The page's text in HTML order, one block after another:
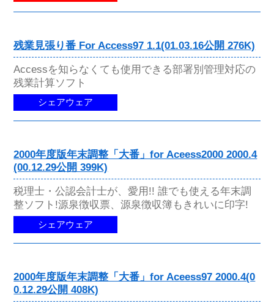
残業見張り番 For Access97 1.1(01.03.16公開 276K)
Accessを知らなくても使用できる部署別管理対応の
残業計算ソフト
シェアウェア
2000年度版年末調整「大番」for Aceess2000 2000.4
(00.12.29公開 399K)
税理士・公認会計士が、愛用!! 誰でも使える年末調
整ソフト!源泉徴収票、源泉徴収簿もきれいに印字!
シェアウェア
2000年度版年末調整「大番」for Aceess97 2000.4(0
0.12.29公開 408K)